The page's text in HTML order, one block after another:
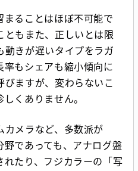
ることはほぼ不可能で
ともまた、正しいとは限
動きが遅いタイプをラガ
率もシェアも縮小傾向に
びますが、変わらないこ
くありません。
カメラなど、多数派が
野であっても、アナログ盤
れたり、フジカラーの「写